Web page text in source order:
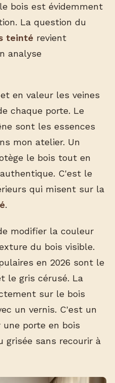
bois est évidemment
La question du
teinté revient
analyse
en valeur les veines
chaque porte. Le
sont les essences
mon atelier. Un
le bois tout en
C'est le
qui misent sur la
.
modifier la couleur
du bois visible.
en 2026 sont le
le gris cérusé. La
sur le bois
un vernis. C'est un
porte en bois
grisée sans recourir à